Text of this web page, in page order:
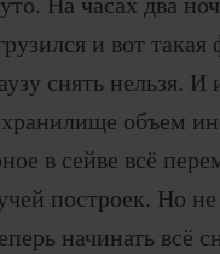
и вот
снять нельзя. И
объем
в сейве всё
построек. Но
начинать всё